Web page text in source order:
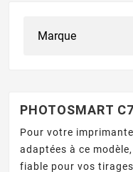
PHOTOSMART
Pour votre
adaptées à ce
fiable pour vos